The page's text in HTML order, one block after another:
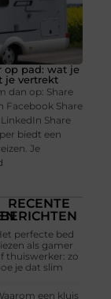
op pad: wat je
je vertrekt
dan op: Share
Facebook Share
Share
biedt een
Je
RECENTE
BERICHTEN
perfecte bed
als gamer
thuiswerker: zo
je dat slim
een kluis